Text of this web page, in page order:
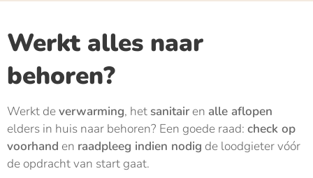
Werkt alles naar
behoren?
Werkt deverwarming, het sanitairen alle aflopen
elders in huis naar behoren? Een goede raad: check op
voorhand en raadpleeg indien nodig de loodgieter vóór
de opdracht van start gaat.